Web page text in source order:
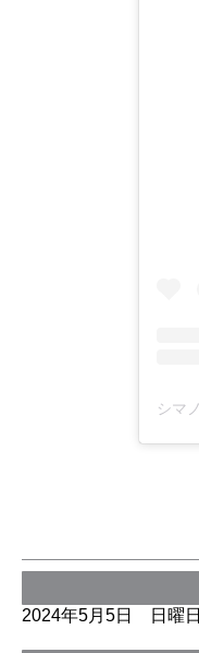
2024年5月5日 日曜日